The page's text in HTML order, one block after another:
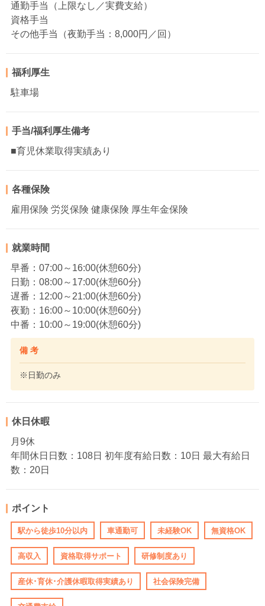
通勤手当（上限なし／実費支給）
資格手当
その他手当（夜勤手当：8,000円／回）
福利厚生
駐車場
手当/福利厚生備考
■育児休業取得実績あり
各種保険
雇用保険 労災保険 健康保険 厚生年金保険
就業時間
早番：07:00～16:00(休憩60分)
日勤：08:00～17:00(休憩60分)
遅番：12:00～21:00(休憩60分)
夜勤：16:00～10:00(休憩60分)
中番：10:00～19:00(休憩60分)
備 考
※日勤のみ
休日休暇
月9休
年間休日日数：108日 初年度有給日数：10日 最大有給日
数：20日
ポイント
駅から徒歩10分以内 車通勤可 未経験OK 無資格OK
高収入 資格取得サポート 研修制度あり
産休･育休･介護休暇取得実績あり 社会保険完備